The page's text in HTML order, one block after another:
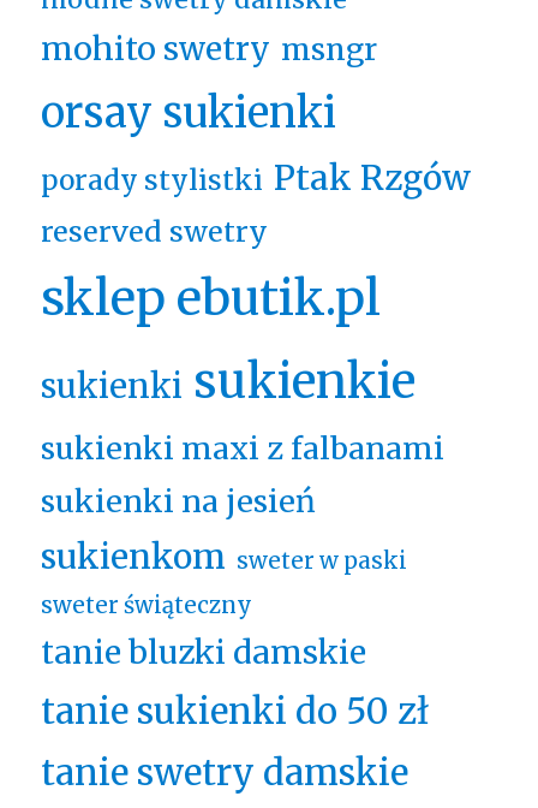
mohito swetry msngr
orsay sukienki
porady stylistki Ptak Rzgów
reserved swetry
sklep ebutik.pl
sukienki sukienkie
sukienki maxi z falbanami
sukienki na jesień
sukienkom sweter w paski
sweter świąteczny
tanie bluzki damskie
tanie sukienki do 50 zł
tanie swetry damskie